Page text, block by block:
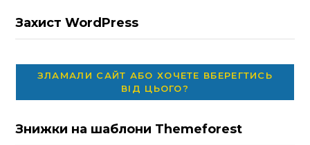
Захист WordPress
ЗЛАМАЛИ САЙТ АБО ХОЧЕТЕ ВБЕРЕГТИСЬ
ВІД ЦЬОГО?
Знижки на шаблони Themeforest